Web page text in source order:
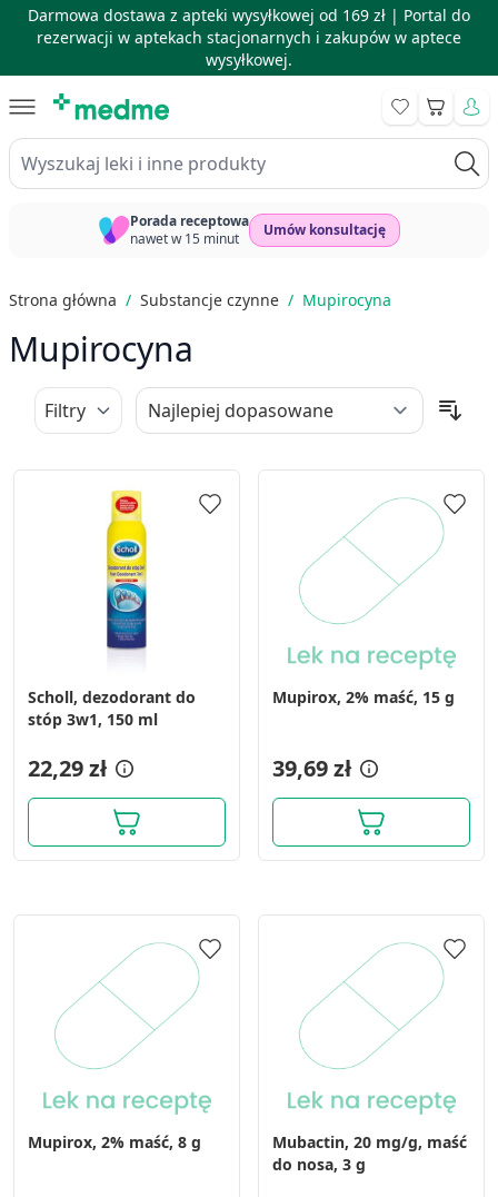
Darmowa dostawa z apteki wysyłkowej od 169 zł | Portal do
rezerwacji w aptekach stacjonarnych i zakupów w aptece
wysyłkowej.
Wyszukaj leki i inne produkty
Koszyk
Porada receptowa
nawet w 15 minut
Umów konsultację
Strona główna / Substancje czynne / Mupirocyna
Mupirocyna
Filtry
Scholl, dezodorant do
stóp 3w1, 150 ml
22,29 zł
Mupirox, 2% maść, 15 g
39,69 zł
Mupirox, 2% maść, 8 g
Mubactin, 20 mg/g, maść
do nosa, 3 g